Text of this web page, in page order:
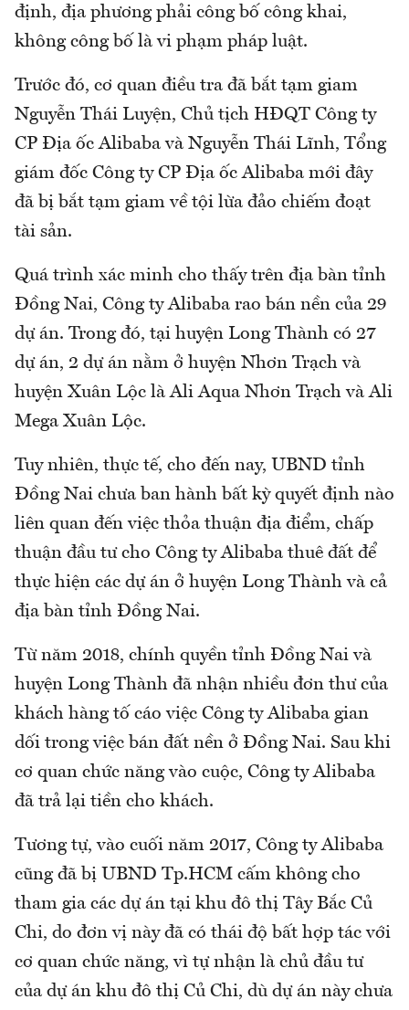
định, địa phương phải công bố công khai,
không công bố là vi phạm pháp luật.
Trước đó, cơ quan điều tra đã bắt tạm giam
Nguyễn Thái Luyện, Chủ tịch HĐQT Công ty
CP Địa ốc Alibaba và Nguyễn Thái Lĩnh, Tổng
giám đốc Công ty CP Địa ốc Alibaba mới đây
đã bị bắt tạm giam về tội lừa đảo chiếm đoạt
tài sản.
Quá trình xác minh cho thấy trên địa bàn tỉnh
Đồng Nai, Công ty Alibaba rao bán nền của 29
dự án. Trong đó, tại huyện Long Thành có 27
dự án, 2 dự án nằm ở huyện Nhơn Trạch và
huyện Xuân Lộc là Ali Aqua Nhơn Trạch và Ali
Mega Xuân Lộc.
Tuy nhiên, thực tế, cho đến nay, UBND tỉnh
Đồng Nai chưa ban hành bất kỳ quyết định nào
liên quan đến việc thỏa thuận địa điểm, chấp
thuận đầu tư cho Công ty Alibaba thuê đất để
thực hiện các dự án ở huyện Long Thành và cả
địa bàn tỉnh Đồng Nai.
Từ năm 2018, chính quyền tỉnh Đồng Nai và
huyện Long Thành đã nhận nhiều đơn thư của
khách hàng tố cáo việc Công ty Alibaba gian
dối trong việc bán đất nền ở Đồng Nai. Sau khi
cơ quan chức năng vào cuộc, Công ty Alibaba
đã trả lại tiền cho khách.
Tương tự, vào cuối năm 2017, Công ty Alibaba
cũng đã bị UBND Tp.HCM cấm không cho
tham gia các dự án tại khu đô thị Tây Bắc Củ
Chi, do đơn vị này đã có thái độ bất hợp tác với
cơ quan chức năng, vì tự nhận là chủ đầu tư
của dự án khu đô thị Củ Chi, dù dự án này chưa